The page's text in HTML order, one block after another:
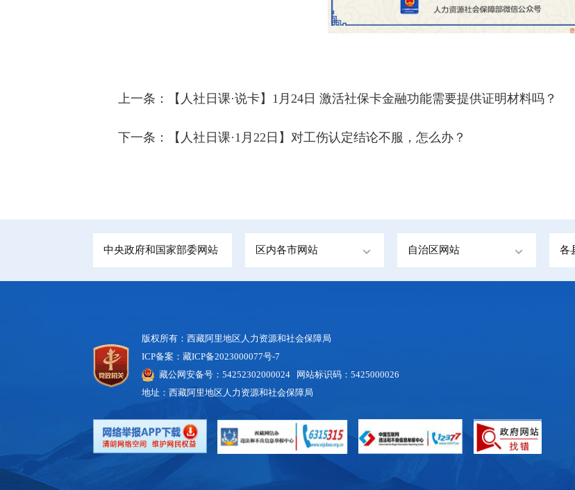
上一条： 【人社日课·说卡】1月24日 激活社保卡金融功能需要提供证明材料吗？
下一条： 【人社日课·1月22日】对工伤认定结论不服，怎么办？
中央政府和国家部委网站 区内各市网站 自治区网站 各
版权所有：西藏阿里地区人力资源和社会保障局
ICP备案：藏ICP备2023000077号-7
藏公网安备号：54252302000024 网站标识码：5425000026
地址：西藏阿里地区人力资源和社会保障局